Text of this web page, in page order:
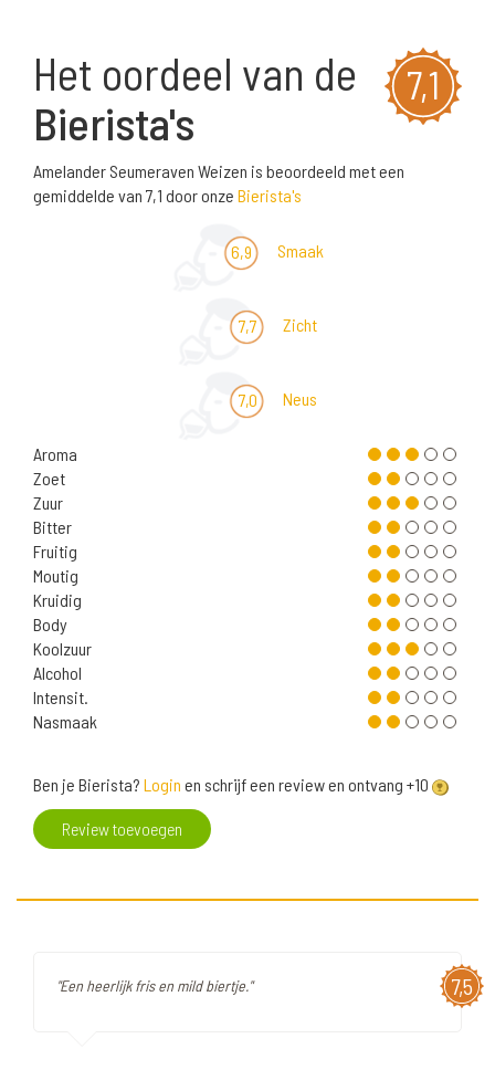
7,1
Het oordeel van de
Bierista's
Amelander Seumeraven Weizen is beoordeeld met een
gemiddelde van 7,1 door onze Bierista's
6,9 Smaak
7,7 Zicht
7,0 Neus
Aroma
Zoet
Zuur
Bitter
Fruitig
Moutig
Kruidig
Body
Koolzuur
Alcohol
Intensit.
Nasmaak
Ben je Bierista? Login en schrijf een review en ontvang +10
Review toevoegen
7,5
"Een heerlijk fris en mild biertje."